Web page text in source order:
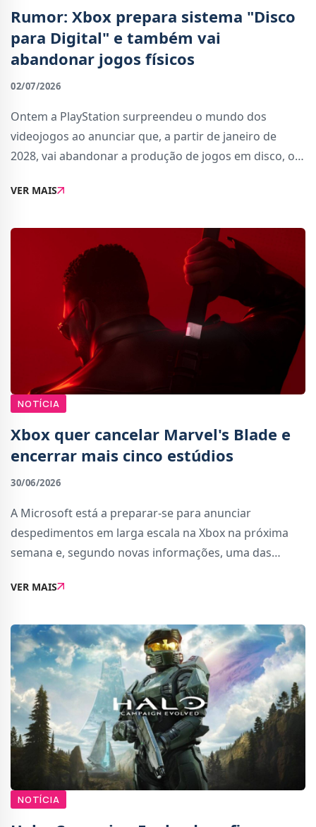
Rumor: Xbox prepara sistema "Disco
para Digital" e também vai
abandonar jogos físicos
02/07/2026
Ontem a PlayStation surpreendeu o mundo dos
videojogos ao anunciar que, a partir de janeiro de
2028, vai abandonar a produção de jogos em disco, ou
físico.Apesar de ainda não ser oficial, a Xbox vai segu
VER MAIS
NOTÍCIA
Xbox quer cancelar Marvel's Blade e
encerrar mais cinco estúdios
30/06/2026
A Microsoft está a preparar-se para anunciar
despedimentos em larga escala na Xbox na próxima
semana e, segundo novas informações, uma das
juntamente com o estúdio que está a produzir, a
VER MAIS
NOTÍCIA